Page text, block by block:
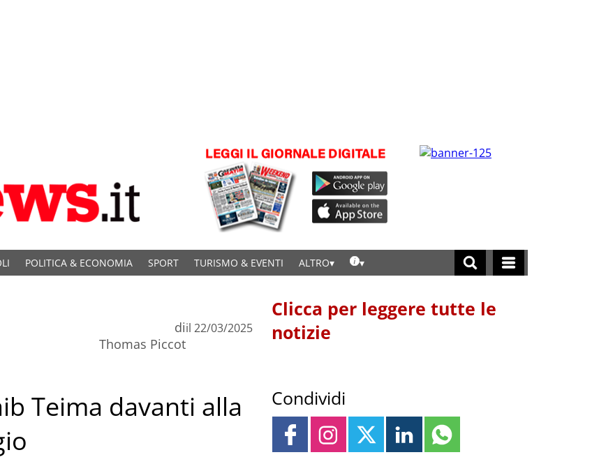
POLITICA & ECONOMIA SPORT TURISMO & EVENTI ALTRO
di
Thomas Piccot
il 22/03/2025
Teima davanti alla
Clicca per leggere tutte le
notizie
Condividi